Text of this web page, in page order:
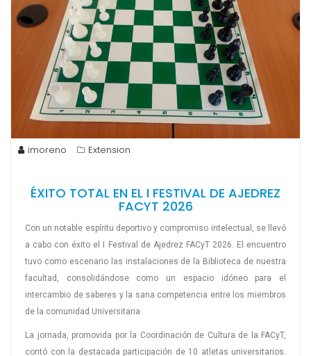
imoreno Extension
ÉXITO TOTAL EN EL I FESTIVAL DE AJEDREZ
FACYT 2026
Con un notable espíritu deportivo y compromiso intelectual, se llevó
a cabo con éxito el I Festival de Ajedrez FACyT 2026. El encuentro
tuvo como escenario las instalaciones de la Biblioteca de nuestra
facultad, consolidándose como un espacio idóneo para el
intercambio de saberes y la sana competencia entre los miembros
de la comunidad Universitaria.
La jornada, promovida por la Coordinación de Cultura de la FACyT,
contó con la destacada participación de 10 atletas universitarios.